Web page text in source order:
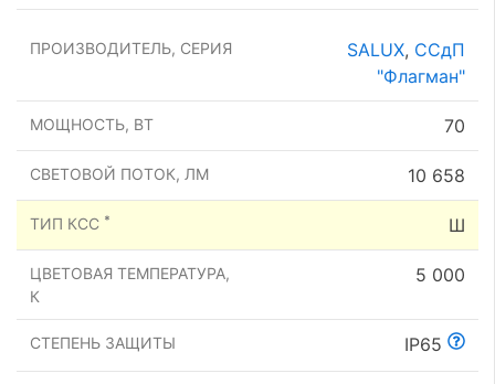
ПРОИЗВОДИТЕЛЬ, СЕРИЯ SALUX, ССдП
"Флагман"
МОЩНОСТЬ, ВТ 70
СВЕТОВОЙ ПОТОК, ЛМ 10 658
ТИП КСС * Ш
ЦВЕТОВАЯ ТЕМПЕРАТУРА,
К
5 000
СТЕПЕНЬ ЗАЩИТЫ IP65